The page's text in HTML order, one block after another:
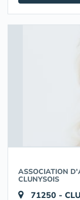
ASSOCIATION
CLUNYSOIS
71250 -